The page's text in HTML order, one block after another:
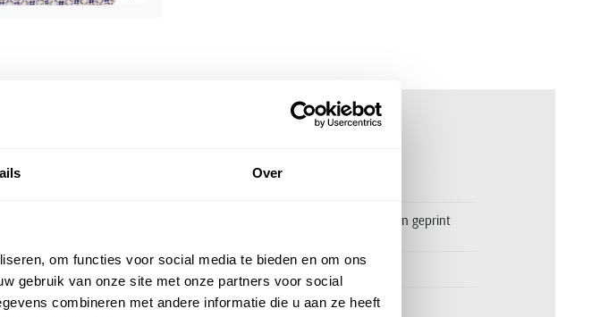
Over
om functies voor social media te bieden en om ons
gebruik van onze site met onze partners voor social
combineren met andere informatie die u aan ze heeft
Ledub overhemd easy iron katoen geprint
Merk Ledub
Materiaal 100% katoen